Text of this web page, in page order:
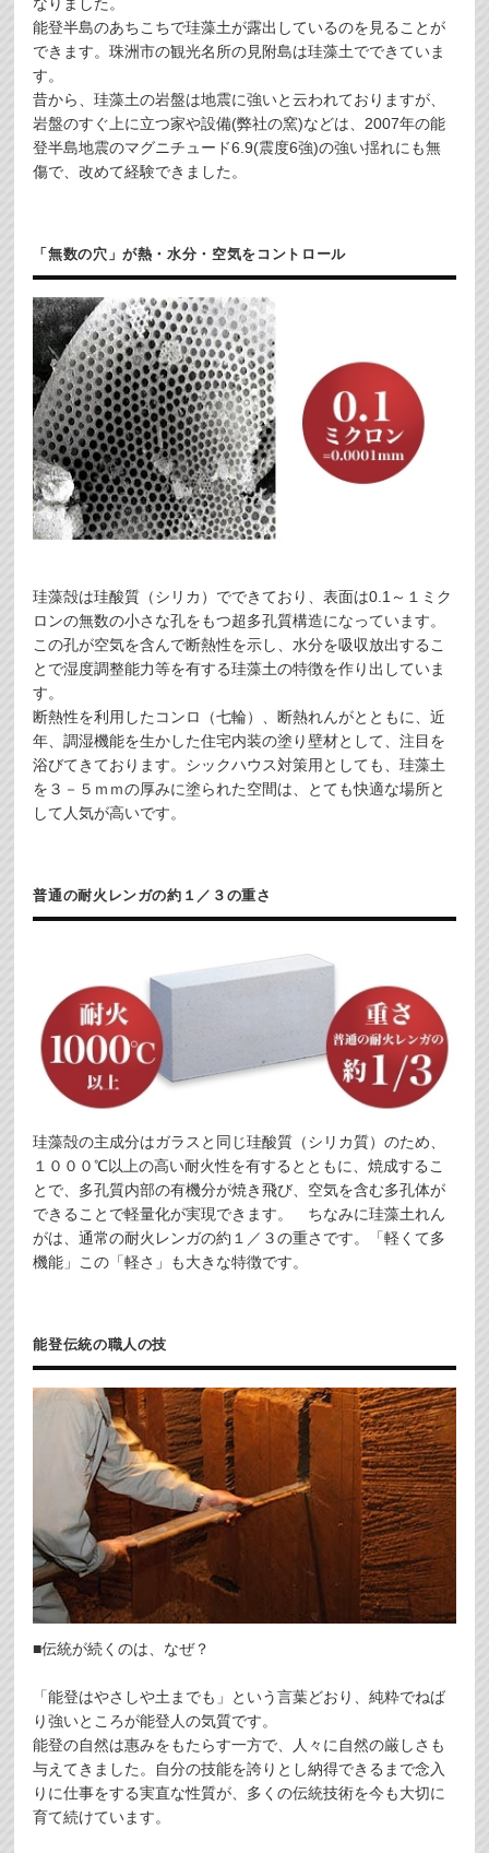
能登半島のあちこちで珪藻土が露出しているのを見ることが
できます。珠洲市の観光名所の見附島は珪藻土でできていま
す。
昔から、珪藻土の岩盤は地震に強いと云われておりますが、
岩盤のすぐ上に立つ家や設備(弊社の窯)などは、2007年の能
登半島地震のマグニチュード6.9(震度6強)の強い揺れにも無
傷で、改めて経験できました。
「無数の穴」が熱・水分・空気をコントロール
珪藻殻は珪酸質（シリカ）でできており、表面は0.1～１ミク
ロンの無数の小さな孔をもつ超多孔質構造になっています。
この孔が空気を含んで断熱性を示し、水分を吸収放出するこ
とで湿度調整能力等を有する珪藻土の特徴を作り出していま
す。
断熱性を利用したコンロ（七輪）、断熱れんがとともに、近
年、調湿機能を生かした住宅内装の塗り壁材として、注目を
浴びてきております。シックハウス対策用としても、珪藻土
を３－５ｍｍの厚みに塗られた空間は、とても快適な場所と
して人気が高いです。
普通の耐火レンガの約１／３の重さ
珪藻殻の主成分はガラスと同じ珪酸質（シリカ質）のため、
１０００℃以上の高い耐火性を有するとともに、焼成するこ
とで、多孔質内部の有機分が焼き飛び、空気を含む多孔体が
できることで軽量化が実現できます。 ちなみに珪藻土れん
がは、通常の耐火レンガの約１／３の重さです。「軽くて多
機能」この「軽さ」も大きな特徴です。
能登伝統の職人の技
■伝統が続くのは、なぜ？
「能登はやさしや土までも」という言葉どおり、純粋でねば
り強いところが能登人の気質です。
能登の自然は惠みをもたらす一方で、人々に自然の厳しさも
与えてきました。自分の技能を誇りとし納得できるまで念入
りに仕事をする実直な性質が、多くの伝統技術を今も大切に
育て続けています。